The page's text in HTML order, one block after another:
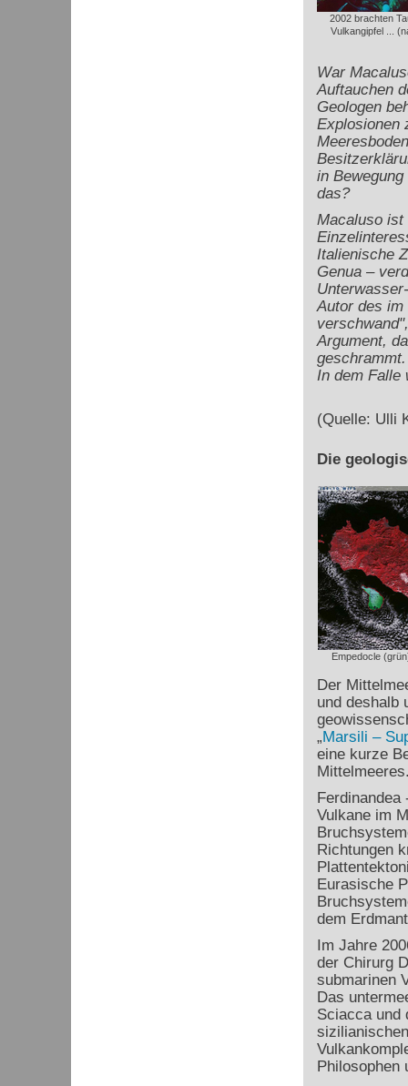
2002 brachten
Vulkangipfel ...
War
Auftauchen
Geologen
Explosionen
in
das?
Macaluso ist
Italienische
Genua –
Autor des im
Argument,
In dem Falle
(Quelle: Ulli
Die
Empedocle
Der
und deshalb
„Marsili –
eine kurze
Ferdinandea
Vulkane im
Richtungen
Eurasische
dem
Im Jahre
der Chirurg
submarinen
Das
Sciacca und
Philosophen